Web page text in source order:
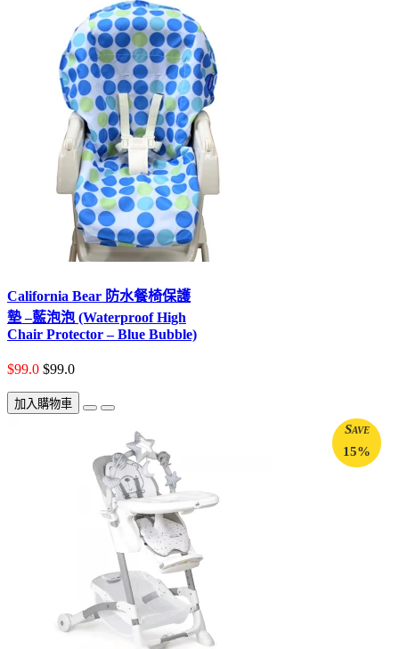
California Bear 防水餐椅保護
墊 –藍泡泡 (Waterproof High
Chair Protector – Blue Bubble)
$99.0 $99.0
加入購物車
Save
15%